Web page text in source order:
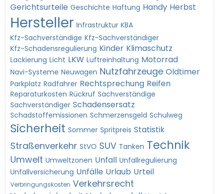
Gerichtsurteile Geschichte Haftung Handy Herbst
Hersteller Infrastruktur KBA
Kfz-Sachverständige Kfz-Sachverständiger
Kfz-Schadensregulierung Kinder Klimaschutz
Lackierung Licht LKW Luftreinhaltung Motorrad
Navi-Systeme Neuwagen Nutzfahrzeuge Oldtimer
Parkplatz Radfahrer Rechtsprechung Reifen
Reparaturkosten Rückruf Sachverständige
Sachverständiger Schadensersatz
Schadstoffemissionen Schmerzensgeld Schulweg
Sicherheit Sommer Spritpreis Statistik
Straßenverkehr StVO SUV Tanken Technik
Umwelt Umweltzonen Unfall Unfallregulierung
Unfallversicherung Unfälle Urlaub Urteil
Verbringungskosten Verkehrsrecht